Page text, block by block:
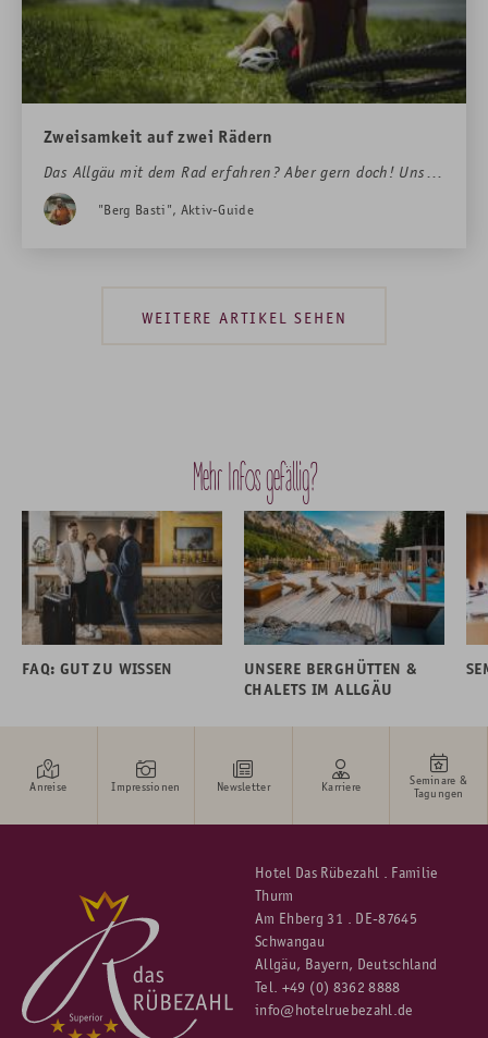
Zweisamkeit auf zwei Rädern
Das Allgäu mit dem Rad erfahren? Aber gern doch! Unser
Bergführer Basti verrät Euch fünf seiner liebsten Touren
und Ihr habt die Wahl: Darf’s ein bisschen Kultur sein?
"Berg Basti", Aktiv-Guide
WEITERE ARTIKEL SEHEN
Mehr Infos gefällig?
FAQ: GUT ZU WISSEN
UNSERE BERGHÜTTEN &
CHALETS IM ALLGÄU
Anreise Impressionen Newsletter Karriere
Seminare &
Tagungen
Hotel Das Rübezahl . Familie
Thurm
Am Ehberg 31 . DE-87645
Schwangau
Allgäu, Bayern, Deutschland
Tel. +49 (0) 8362 8888
info@hotelruebezahl.de